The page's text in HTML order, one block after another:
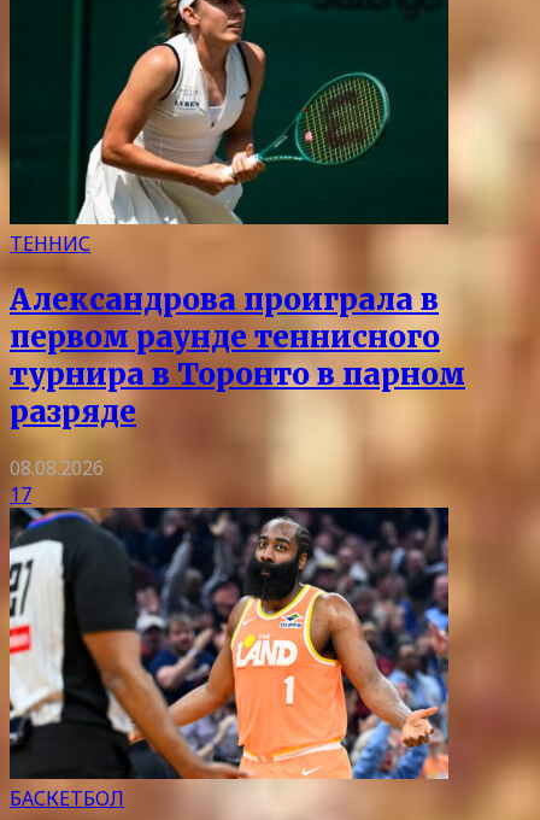
ТЕННИС
Александрова проиграла в
первом раунде теннисного
турнира в Торонто в парном
разряде
08.08.2026
17
БАСКЕТБОЛ